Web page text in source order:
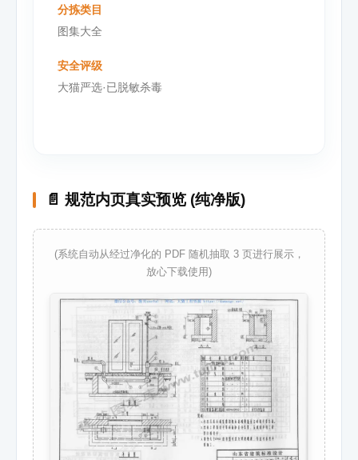
分拣类目
图集大全
安全评级
大猫严选·已脱敏杀毒
📄 规范内页真实预览 (纯净版)
(系统自动从经过净化的 PDF 随机抽取 3 页进行展示，
放心下载使用)